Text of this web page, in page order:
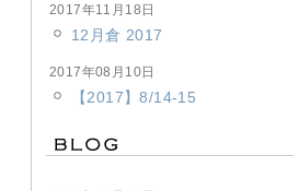
2017年11月18日
12月倉 2017
2017年08月10日
【2017】8/14-15